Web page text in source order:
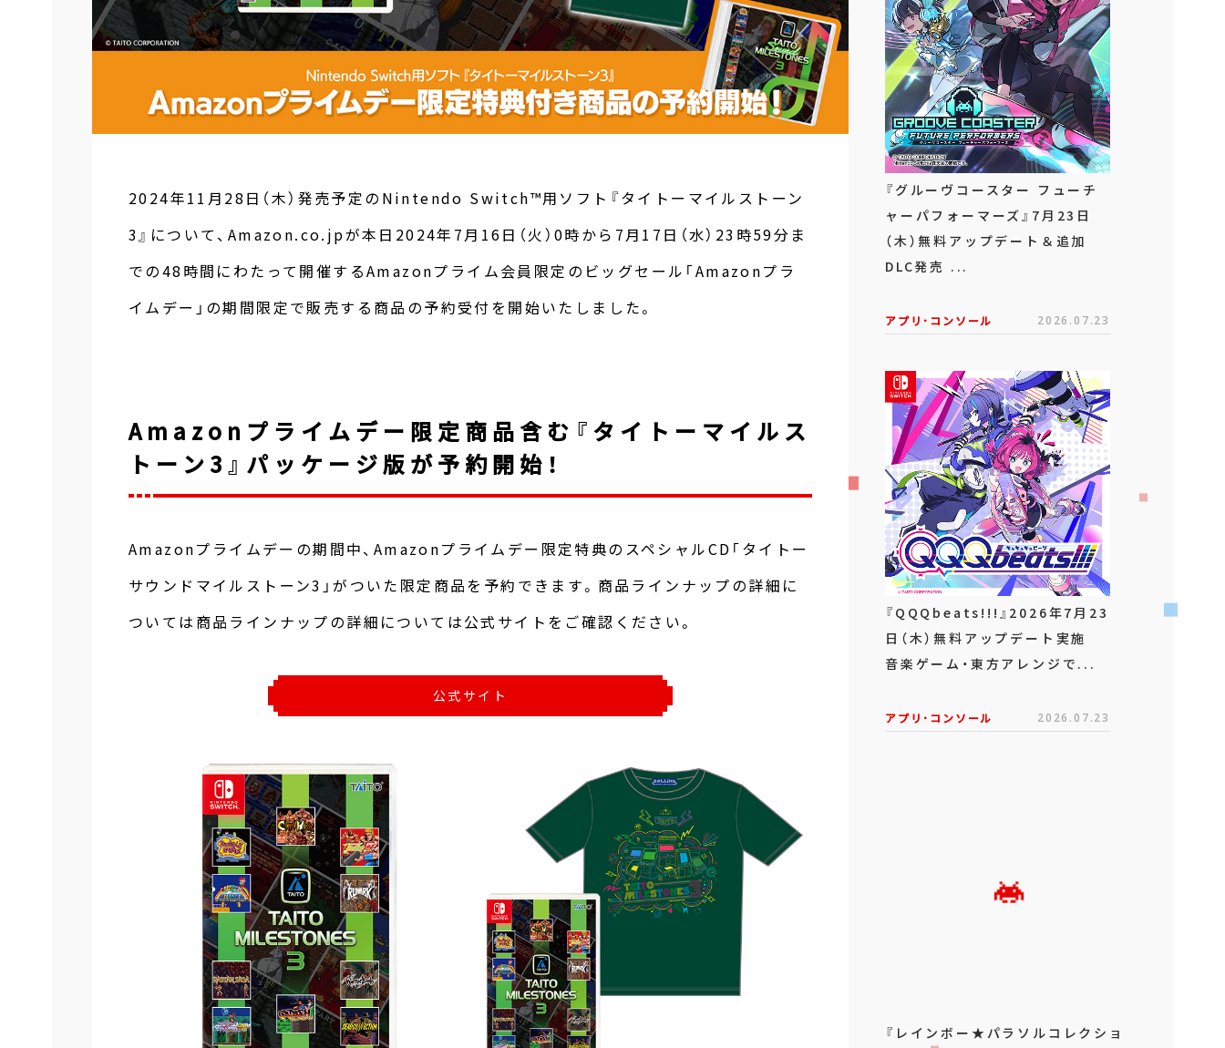
2024年11月28日（木）発売予定のNintendo Switch™用ソフト『タイトーマイルストーン
3』について、Amazon.co.jpが本日2024年7月16日（火）0時から7月17日（水）23時59分ま
での48時間にわたって開催するAmazonプライム会員限定のビッグセール「Amazonプラ
イムデー」の期間限定で販売する商品の予約受付を開始いたしました。
Amazonプライムデー限定商品含む『タイトーマイルス
トーン3』パッケージ版が予約開始！
Amazonプライムデーの期間中、Amazonプライムデー限定特典のスペシャルCD「タイトー
サウンドマイルストーン3」がついた限定商品を予約できます。商品ラインナップの詳細に
ついては商品ラインナップの詳細については公式サイトをご確認ください。
公式サイト
『グルーヴコースター フューチ
ャーパフォーマーズ』7月23日
（木）無料アップデート＆追加
DLC発売 ...
アプリ･コンソール 2026.07.23
『QQQbeats!!!』2026年7月23
日（木）無料アップデート実施
音楽ゲーム・東方アレンジで...
アプリ･コンソール 2026.07.23
『レインボー★パラソルコレクショ